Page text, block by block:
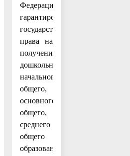
Федерации
гарантированного
государством
права на
получение
дошкольного,
начального
общего,
основного
общего,
среднего
общего
образования.